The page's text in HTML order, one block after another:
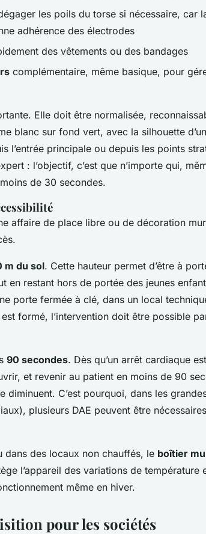
les poils du torse si nécessaire, car
adhérence des électrodes
des vêtements ou des bandages
complémentaire, même basique, pour
Elle doit être normalisée,
blanc sur fond vert, avec la silhouette
l’entrée principale ou depuis les points
: l’objectif, c’est que n’importe qui,
de 30 secondes.
affaire de place libre ou de décoration
m du sol. Cette hauteur permet d’être à
en restant hors de portée des jeunes
porte fermée à clé, dans un local
formé, l’intervention doit être possible
90 secondes. Dès qu’un arrêt cardiaque
et revenir au patient en moins de 90
diminuent. C’est pourquoi, dans les
plusieurs DAE peuvent être
dans des locaux non chauffés, le boîtier
l’appareil des variations de température
même en hiver.
pour les sociétés